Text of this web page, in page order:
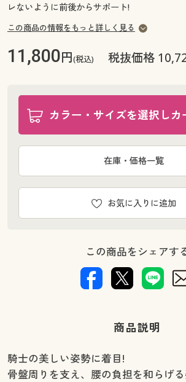
サポート
ご利用ガイド
ご利用ガイド
レないように前後からサポート!
この商品の情報をもっと詳しく見る
11,800円(税込) 税抜価格
カラー・サイズを選択しカ
お気に入りに追加
在庫・価格一覧
この商品をシェアす
商品説明
騎士の美しい姿勢に着目!
骨盤周りを支え、腰の負担を和らげ